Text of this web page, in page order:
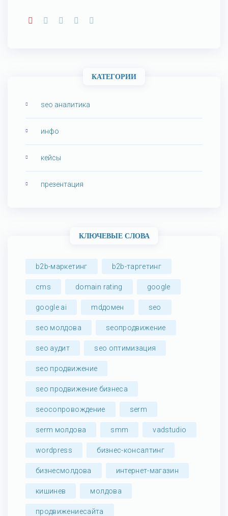
КАТЕГОРИИ
seo аналитика
инфо
кейсы
презентация
КЛЮЧЕВЫЕ СЛОВА
b2b-маркетинг b2b-таргетинг
cms domain rating google
google ai mdдомен seo
seo молдова seoпродвижение
seo аудит seo оптимизация
seo продвижение
seo продвижение бизнеса
seoсопровождение serm
serm молдова smm vadstudio
wordpress бизнес-консалтинг
бизнесмолдова интернет-магазин
кишинев молдова
продвижениесайта